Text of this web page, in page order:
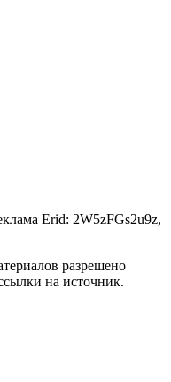
Erid: 2W5zFGs2u9z,
разрешено
на источник.